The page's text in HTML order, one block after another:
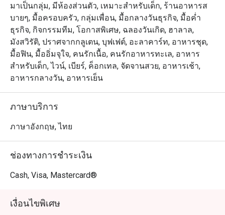
มาเป็นกลุ่ม, มีห้องส่วนตัว, เหมาะสำหรับเด็ก, ร้านอาหารส
บายๆ, มื้อครอบครัว, กลุ่มเพื่อน, มื้อกลางวันธุรกิจ, มื้อค่ำ
ธุรกิจ, กิจกรรมทีม, โอกาสพิเศษ, ฉลองวันเกิด, ฮาลาล,
มังสวิรัติ, ปราศจากกลูเตน, บุฟเฟต์, อะลาคาร์ท, อาหารชุด,
มื้อฟิน, มื้ออิ่มจุใจ, คนรักเนื้อ, คนรักอาหารทะเล, อาหาร
สำหรับเด็ก, ไวน์, เบียร์, ค็อกเทล, จัดจานสวย, อาหารเช้า,
อาหารกลางวัน, อาหารเย็น
ภาษาบริการ
ภาษาอังกฤษ, ไทย
ช่องทางการชำระเงิน
Cash, Visa, Mastercard®
เงื่อนไขพิเศษ